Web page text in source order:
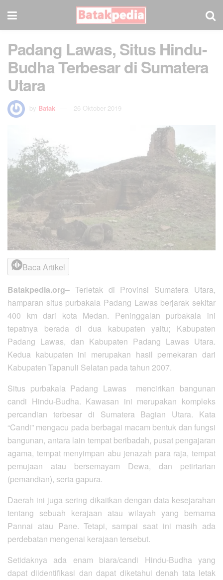
Padang Lawas, Situs Hindu-
Budha Terbesar di Sumatera
Utara
by Batak 26 Oktober 2019
Baca Artikel
Batakpedia.org– Terletak di Provinsi Sumatera Utara,
hamparan situs purbakala Padang Lawas berjarak sekitar
400 km dari kota Medan. Peninggalan purbakala ini
tepatnya berada di dua kabupaten yaitu; Kabupaten
Padang Lawas, dan Kabupaten Padang Lawas Utara.
Kedua kabupaten ini merupakan hasil pemekaran dari
Kabupaten Tapanuli Selatan pada tahun 2007.
Situs purbakala Padang Lawas mencirikan bangunan
candi Hindu-Budha. Kawasan ini merupakan kompleks
percandian terbesar di Sumatera Bagian Utara. Kata
“Candi” mengacu pada berbagai macam bentuk dan fungsi
bangunan, antara lain tempat beribadah, pusat pengajaran
agama, tempat menyimpan abu jenazah para raja, tempat
pemujaan atau bersemayam Dewa, dan petirtarian
(pemandian), serta gapura.
Daerah ini juga sering dikaitkan dengan data kesejarahan
tentang sebuah kerajaan atau wilayah yang bernama
Pannai atau Pane. Tetapi, sampai saat ini masih ada
perdebatan mengenai kerajaan tersebut.
Setidaknya ada enam biara/candi Hindu-Budha yang
dapat diidentifikasi dan dapat diketahui denah tata letak